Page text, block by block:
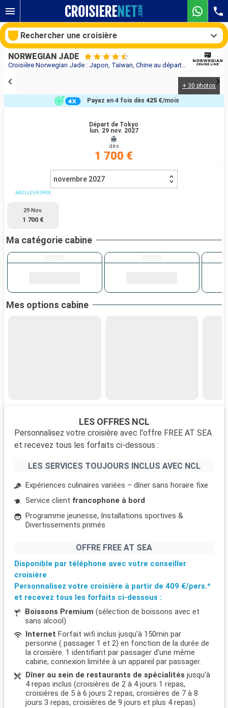
Croisière Norwegian Jade : Japon, Taïwan, Chine au départ de Tokyo
NORWEGIAN JADE
+ 30 photos
Départ de Tokyo
lun. 29 nov. 2027
dès
1 700 €
Payez en 4 fois dès 425 €/mois
novembre 2027
MEILLEUR PRIX
29 Nov.
1 700 €
Ma catégorie cabine
Mes options cabine
LES OFFRES NCL
Personnalisez votre croisière avec l'offre FREE AT SEA
et recevez tous les forfaits ci-dessous :
LES SERVICES TOUJOURS INCLUS AVEC NCL
Expériences culinaires variées – dîner sans horaire fixe
Service client francophone à bord
Programme jeunesse, Installations sportives &
Divertissements primés
OFFRE FREE AT SEA
Disponible par téléphone avec votre conseiller
croisière
Personnalisez votre croisière à partir de 409 €/pers.*
et recevez tous les forfaits ci-dessous :
Boissons Premium (sélection de boissons avec et
sans alcool)
Internet Forfait wifi inclus jusqu'à 150min par
personne ( passager 1 et 2) en fonction de la durée de
la croisière. 1 identifiant par passager d'une même
cabine, connexion limitée à un appareil par passager.
Dîner au sein de restaurants de spécialités jusqu'à
4 repas inclus (croisières de 2 à 4 jours 1 repas,
croisières de 5 à 6 jours 2 repas, croisières de 7 à 8
jours 3 repas, croisières de 9 jours et plus 4 repas)
Rechercher une croisière
Rechercher